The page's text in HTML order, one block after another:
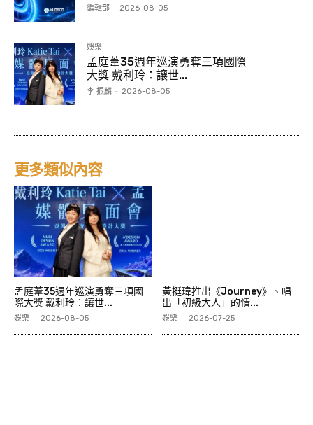
編輯部 - 2026-08-05
娛樂
孟庭葦35週年巡演勇奪三項國際
大獎 戴利玲：讓世...
李 振麟 - 2026-08-05
更多類似內容
孟庭葦35週年巡演勇奪三項國
際大獎 戴利玲：讓世...
娛樂 2026-08-05
黃挺瑋推出《Journey》、唱
出「初級大人」的情...
娛樂 2026-07-25